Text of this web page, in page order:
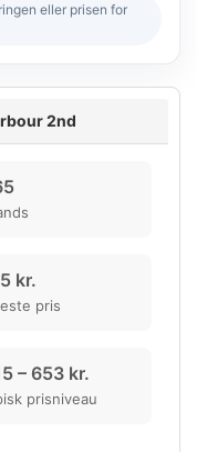
eller prisen for
2nd
kr.
pris
– 653 kr.
prisniveau